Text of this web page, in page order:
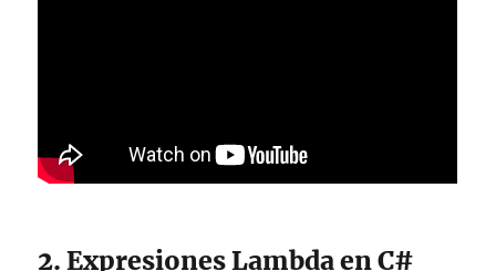
2. Expresiones Lambda en C#